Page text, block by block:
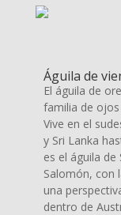
Águila de
El águila de
familia de
Vive en el
y Sri Lanka
es el águila de
Salomón, con
una
dentro de